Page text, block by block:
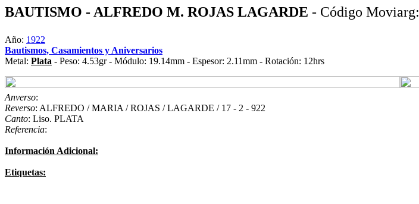
BAUTISMO - ALFREDO M. ROJAS LAGARDE - Código Moviarg:
Año: 1922
Bautismos, Casamientos y Aniversarios
Metal: Plata - Peso: 4.53gr - Módulo: 19.14mm - Espesor: 2.11mm - Rotación: 12hrs
Anverso:
Reverso: ALFREDO / MARIA / ROJAS / LAGARDE / 17 - 2 - 922
Canto: Liso. PLATA
Referencia:
Información Adicional:
Etiquetas: